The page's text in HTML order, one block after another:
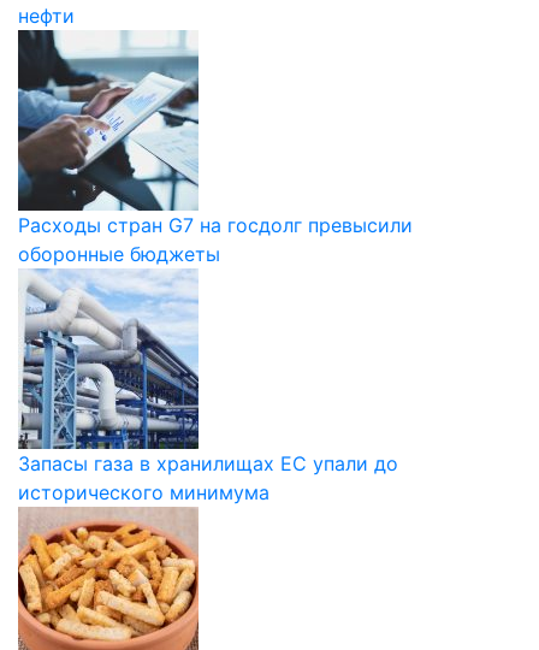
нефти
Расходы стран G7 на госдолг превысили
оборонные бюджеты
Запасы газа в хранилищах ЕС упали до
исторического минимума